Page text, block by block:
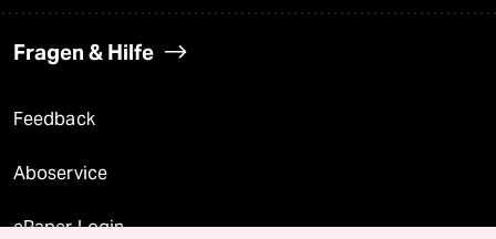
Fragen & Hilfe
Feedback
Aboservice
ePaper Login